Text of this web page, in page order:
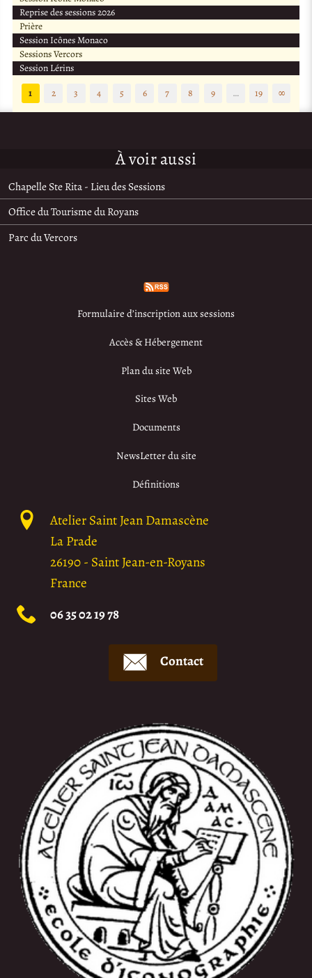
Reprise des sessions 2026
Prière
Session Icônes Monaco
Sessions Vercors
Session Lérins
1
2 3 4 5 6 7 8 9 … 19 ∞
À voir aussi
Chapelle Ste Rita - Lieu des Sessions
Office du Tourisme du Royans
Parc du Vercors
Formulaire d’inscription aux sessions
Accès & Hébergement
Plan du site Web
Sites Web
Documents
NewsLetter du site
Définitions
Atelier Saint Jean Damascène
La Prade
26190- Saint Jean-en-Royans
France
06 35 02 19 78
Contact